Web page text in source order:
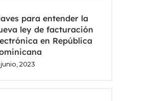
para entender la
ley de facturación
en República
junio, 2023